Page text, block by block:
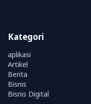
Kategori
aplikasi
Artikel
Berita
Bisnis
Bisnis Digital